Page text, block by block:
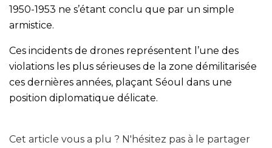
1950-1953 ne s’étant conclu que par un simple
armistice.
Ces incidents de drones représentent l’une des
violations les plus sérieuses de la zone démilitarisée
ces dernières années, plaçant Séoul dans une
position diplomatique délicate.
Cet article vous a plu ? N'hésitez pas à le partager